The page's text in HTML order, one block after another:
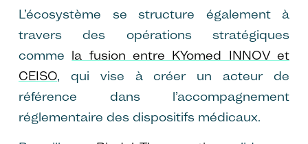
L’écosystème se structure également à
travers des opérations stratégiques
comme la fusion entre KYomed INNOV et
CEISO, qui vise à créer un acteur de
référence dans l’accompagnement
réglementaire des dispositifs médicaux.